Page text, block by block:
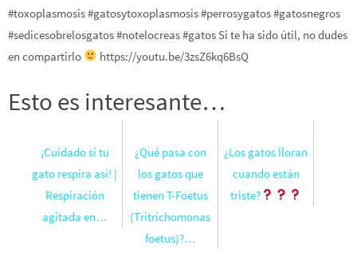
#toxoplasmosis #gatosytoxoplasmosis #perrosygatos #gatosnegros
#sedicesobrelosgatos #notelocreas #gatos Si te ha sido útil, no dudes
en compartirlo
https://youtu.be/3zsZ6kq6BsQ
Esto es interesante…
¡Cuidado si tu
gato respira así! |
Respiración
agitada en…
¿Qué pasa con
los gatos que
tienen T-Foetus
(Tritrichomonas
foetus)?…
¿Los gatos lloran
cuando están
triste?